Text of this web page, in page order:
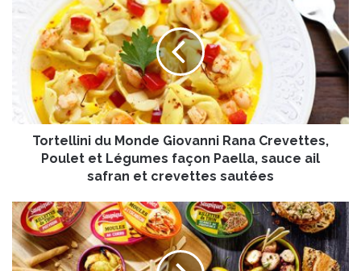
o
n
d
e
Tortellini du Monde Giovanni Rana Crevettes,
Poulet et Légumes façon Paella, sauce ail
safran et crevettes sautées
S
a
u
p